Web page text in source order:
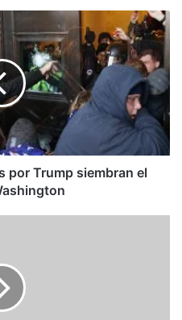
por Trump siembran el